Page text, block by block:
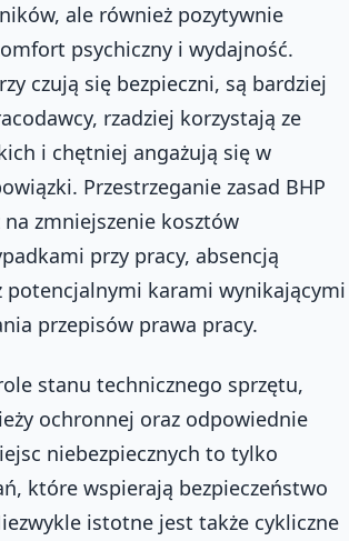
ale również pozytywnie
psychiczny i wydajność.
czują się bezpieczni, są bardziej
rzadziej korzystają ze
i chętniej angażują się w
Przestrzeganie zasad BHP
na zmniejszenie kosztów
przy pracy, absencją
potencjalnymi karami wynikającymi
przepisów prawa pracy.
stanu technicznego sprzętu,
ochronnej oraz odpowiednie
niebezpiecznych to tylko
które wspierają bezpieczeństwo
istotne jest także cykliczne